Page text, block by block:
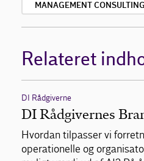
MANAGEMENT CONSULTING
Relateret
DI Rådgiverne
DI Rådgivernes
Hvordan tilpasser vi
operationelle og